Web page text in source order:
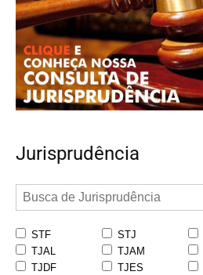
Jurisprudência
STF STJ
TJAL
TJAM
TJDF
TJES